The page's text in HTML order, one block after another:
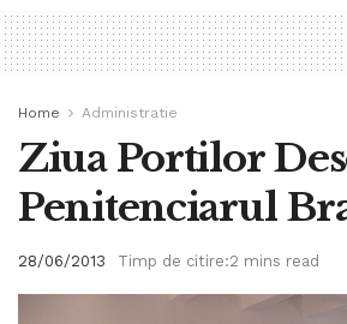
Home Administratie
Ziua Portilor
Penitenciarul
28/06/2013 Timp de citire:2 mins read